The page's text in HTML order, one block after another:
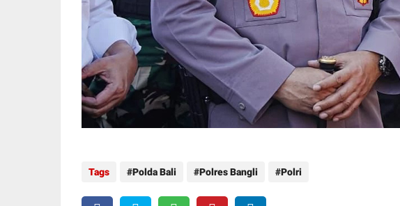
Tags Polda Bali Polres Bangli Polri